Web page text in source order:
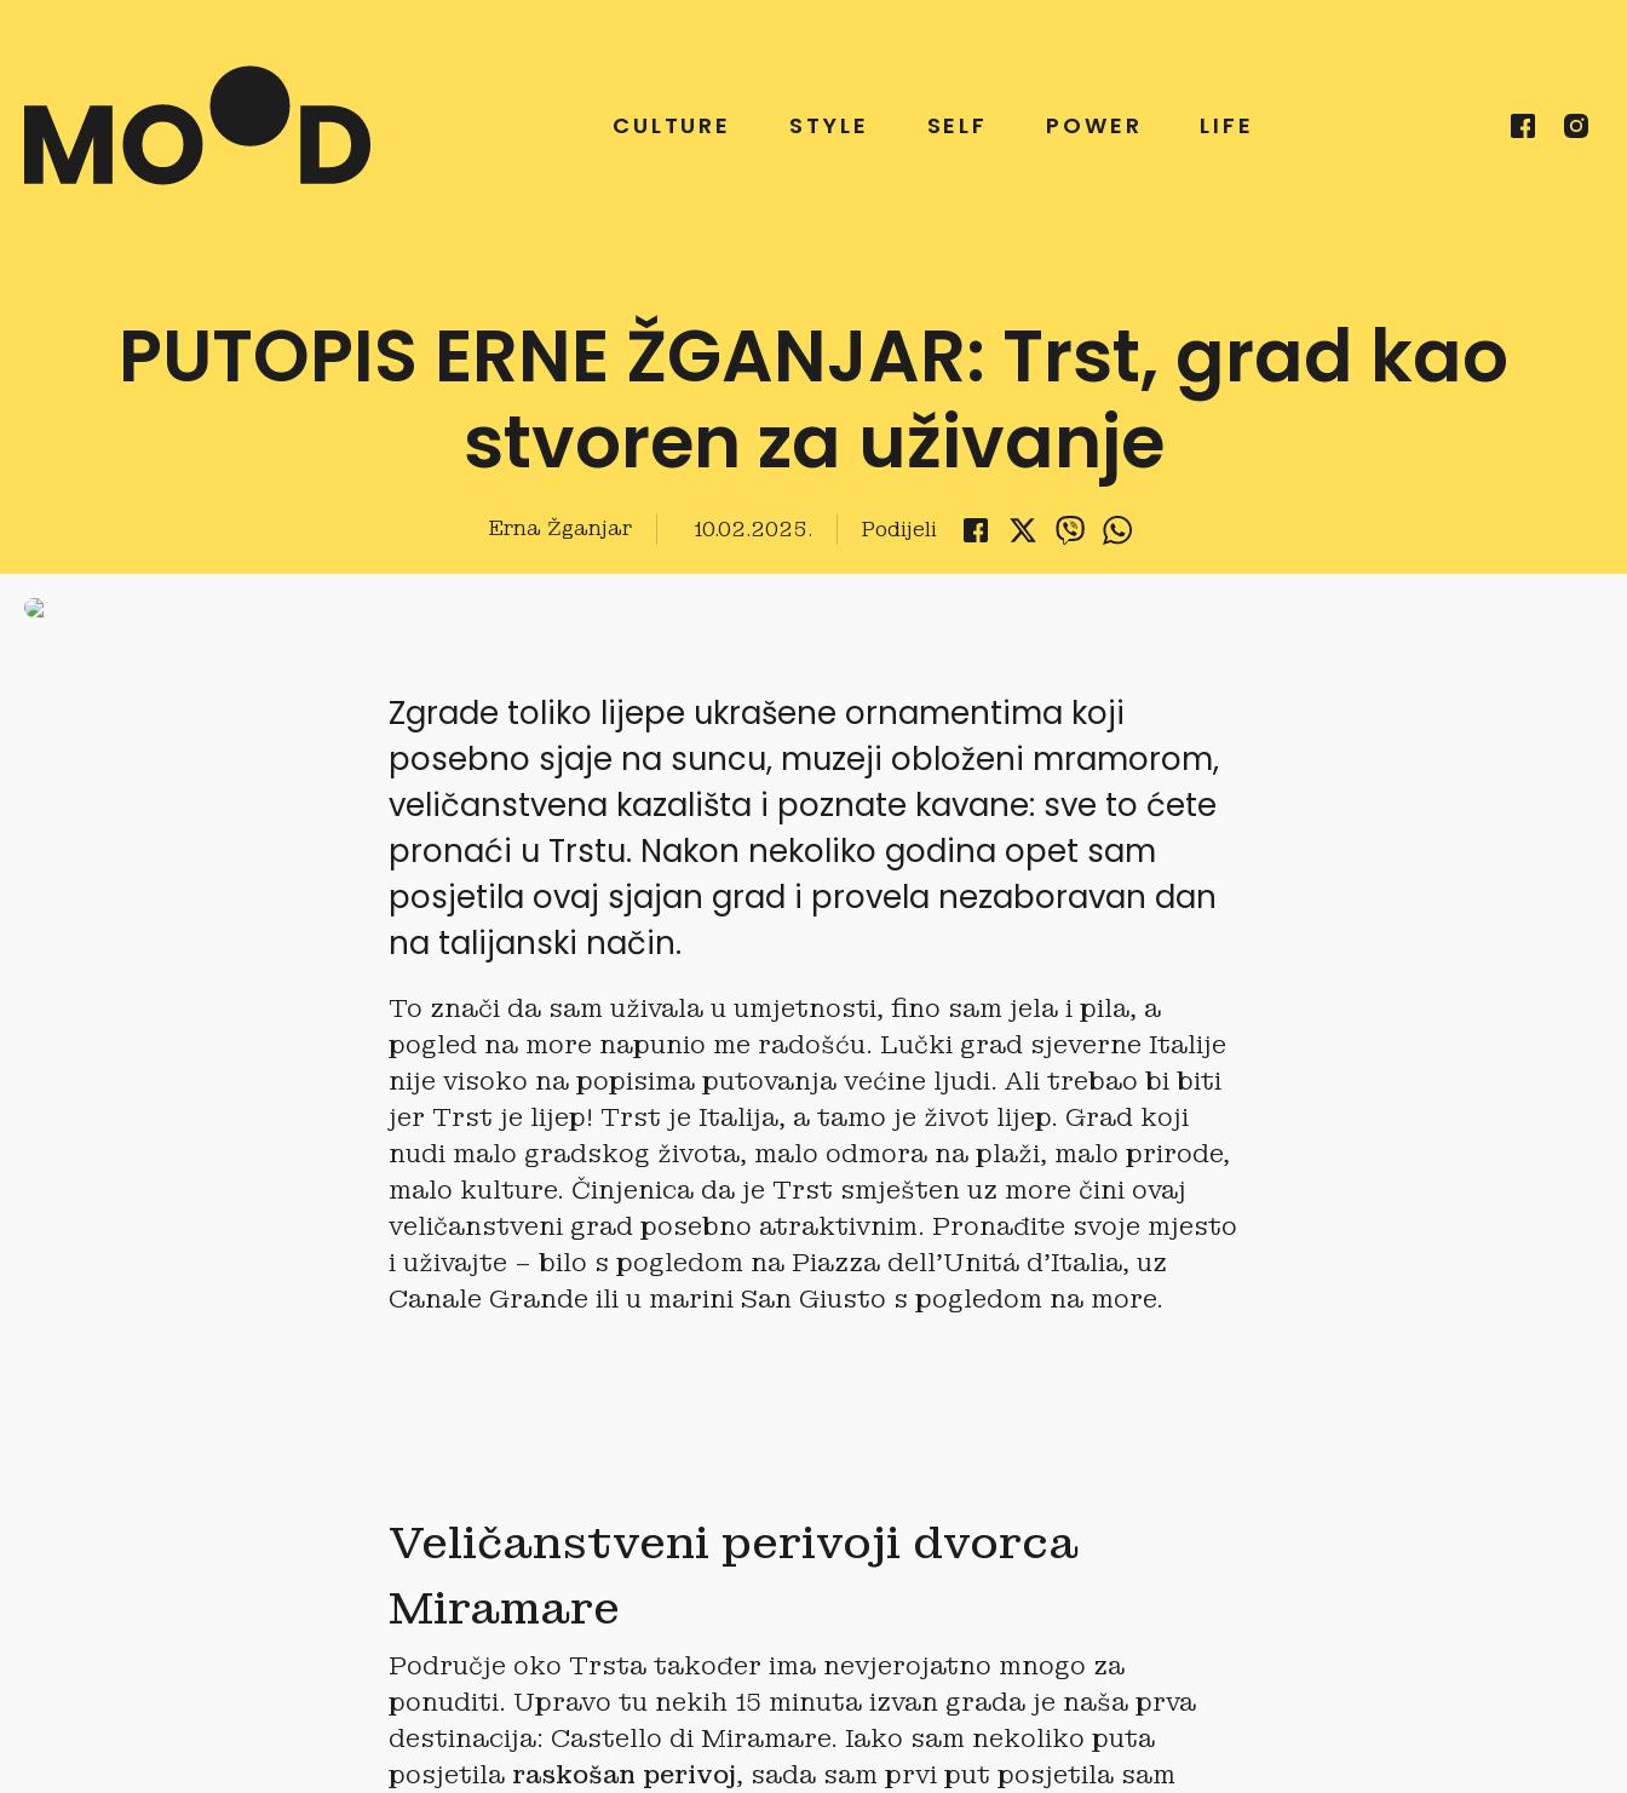
CULTURE STYLE SELF POWER LIFE
PUTOPIS ERNE ŽGANJAR: Trst, grad kao
stvoren za uživanje
Erna Žganjar 10.02.2025. Podijeli
Zgrade toliko lijepe ukrašene ornamentima koji
posebno sjaje na suncu, muzeji obloženi mramorom,
veličanstvena kazališta i poznate kavane: sve to ćete
pronaći u Trstu. Nakon nekoliko godina opet sam
posjetila ovaj sjajan grad i provela nezaboravan dan
na talijanski način.
To znači da sam uživala u umjetnosti, fino sam jela i pila, a
pogled na more napunio me radošću. Lučki grad sjeverne Italije
nije visoko na popisima putovanja većine ljudi. Ali trebao bi biti
jer Trst je lijep! Trst je Italija, a tamo je život lijep. Grad koji
nudi malo gradskog života, malo odmora na plaži, malo prirode,
malo kulture. Činjenica da je Trst smješten uz more čini ovaj
veličanstveni grad posebno atraktivnim. Pronađite svoje mjesto
i uživajte – bilo s pogledom na Piazza dell’Unitá d’Italia, uz
Canale Grande ili u marini San Giusto s pogledom na more.
Veličanstveni perivoji dvorca
Miramare
Područje oko Trsta također ima nevjerojatno mnogo za
ponuditi. Upravo tu nekih 15 minuta izvan grada je naša prva
destinacija: Castello di Miramare. Iako sam nekoliko puta
posjetila raskošan perivoj, sada sam prvi put posjetila sam